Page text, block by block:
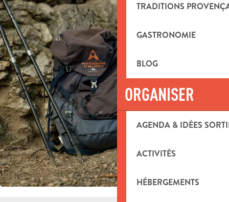
TRADITIONS
GASTRONOMIE
BLOG
ORGANISER
AGENDA & IDÉES
ACTIVITÉS
HÉBERGEMENTS